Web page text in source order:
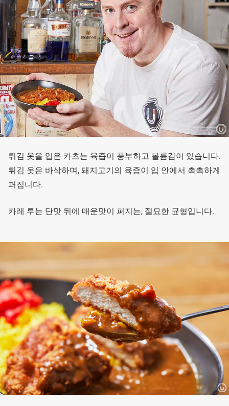
튀김 옷을 입은 카츠는 육즙이 풍부하고 볼륨감이 있습니다.
튀김 옷은 바삭하며, 돼지고기의 육즙이 입 안에서 촉촉하게
퍼집니다.
카레 루는 단맛 뒤에 매운맛이 퍼지는, 절묘한 균형입니다.